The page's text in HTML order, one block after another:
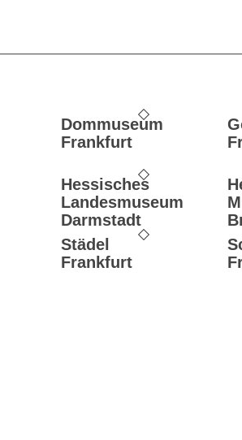
Dommuseum
Frankfurt
Hessisches
Landesmuseum
Darmstadt
Städel
Frankfurt